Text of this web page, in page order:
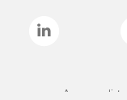
As marcas